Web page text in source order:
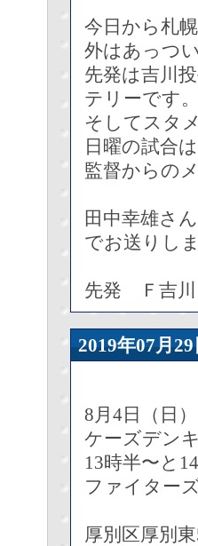
今日から札
外はあっつ
先発は吉川
テリーです
そしてスタ
日曜の試合
監督からの
田中幸雄さ
でお送りし
先発 Ｆ吉
2019年07
8月4日（日）
ケーズデン
13時半〜と
ファイター
厚別区厚別